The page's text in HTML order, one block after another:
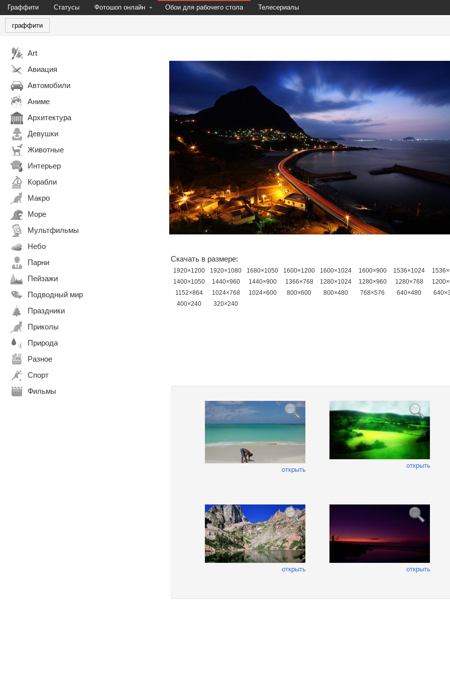
Граффити Статусы Фотошоп онлайн Обои для рабочего стола Телесериалы
граффити
Art
Авиация
Автомобили
Аниме
Архитектура
Девушки
Животные
Интерьер
Корабли
Макро
Море
Мультфильмы
Небо
Парни
Пейзажи
Подводный мир
Праздники
Приколы
Природа
Разное
Спорт
Фильмы
Скачать в размере:
1920×1200 1920×1080 1680×1050 1600×1200 1600×1024 1600×900 1536×1024
1400×1050
1440×960 1440×900 1366×768 1280×1024 1280×960 1280×768
1152×864
1024×768 1024×600 800×600 800×480 768×576 640×480
400×240
320×240
открыть
открыть
открыть открыть